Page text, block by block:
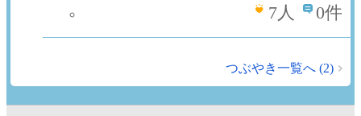
7人 0件
つぶやき一覧へ (2)